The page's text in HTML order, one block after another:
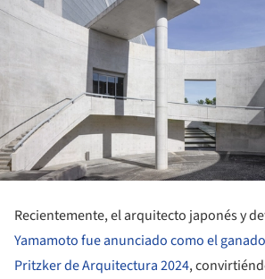
Recientemente, el arquitecto japonés y
Yamamoto fue anunciado como el
Pritzker de Arquitectura 2024,